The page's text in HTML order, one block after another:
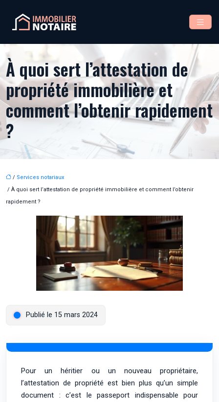
À quoi sert l’attestation de
propriété immobilière et
comment l’obtenir rapidement
?
/ Services notariaux
/ À quoi sert l’attestation de propriété immobilière et comment l’obtenir
rapidement ?
Publié le 15 mars 2024
Pour un héritier ou un nouveau propriétaire,
l’attestation de propriété est bien plus qu’un simple
document : c’est le passeport indispensable pour